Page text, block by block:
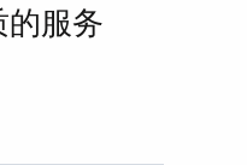
服务